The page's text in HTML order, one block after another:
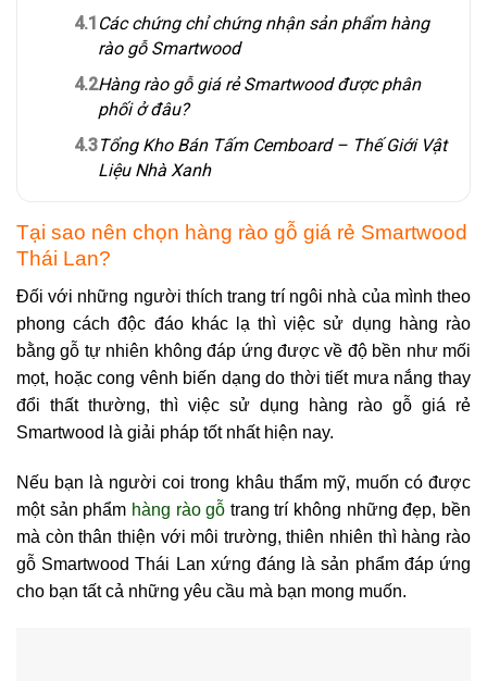
4.1 Các chứng chỉ chứng nhận sản phẩm hàng
rào gỗ Smartwood
4.2Hàng rào gỗ giá rẻ Smartwood được phân
phối ở đâu?
4.3Tổng Kho Bán Tấm Cemboard – Thế Giới Vật
Liệu Nhà Xanh
Tại sao nên chọn hàng rào gỗ giá rẻ Smartwood
Thái Lan?
Đối với những người thích trang trí ngôi nhà của mình theo
phong cách độc đáo khác lạ thì việc sử dụng hàng rào
bằng gỗ tự nhiên không đáp ứng được về độ bền như mối
mọt, hoặc cong vênh biến dạng do thời tiết mưa nắng thay
đổi thất thường, thì việc sử dụng hàng rào gỗ giá rẻ
Smartwood là giải pháp tốt nhất hiện nay.
Nếu bạn là người coi trong khâu thẩm mỹ, muốn có được
một sản phẩm hàng rào gỗ trang trí không những đẹp, bền
mà còn thân thiện với môi trường, thiên nhiên thì hàng rào
gỗ Smartwood Thái Lan xứng đáng là sản phẩm đáp ứng
cho bạn tất cả những yêu cầu mà bạn mong muốn.